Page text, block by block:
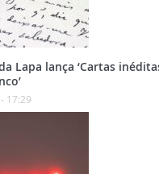
Lapa lança ‘Cartas
17:29